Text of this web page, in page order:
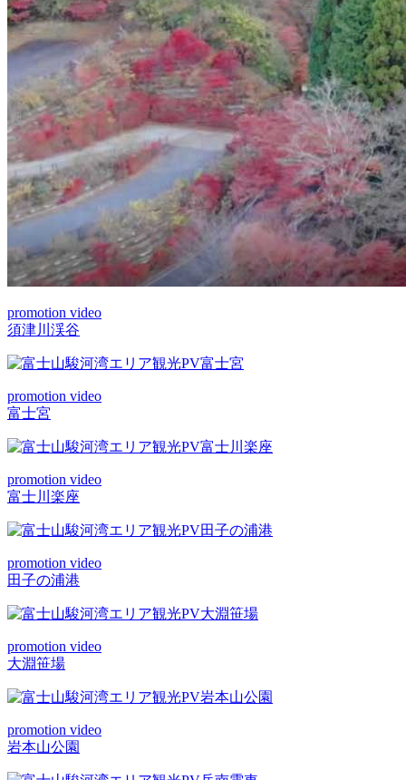
promotion video
須津川渓谷
promotion video
富士宮
promotion video
富士川楽座
promotion video
田子の浦港
promotion video
大淵笹場
promotion video
岩本山公園